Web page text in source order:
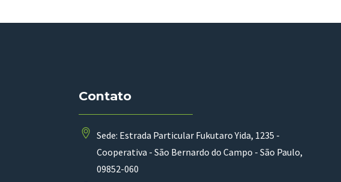
Contato
Sede: Estrada Particular Fukutaro Yida, 1235 -
Cooperativa - São Bernardo do Campo - São Paulo,
09852-060